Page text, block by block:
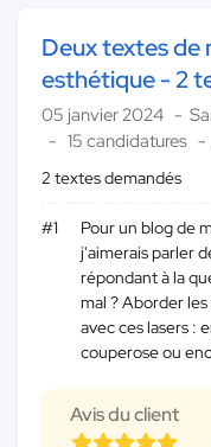
Deux textes de
esthétique - 2
05 janvier 2024
15 candidatures
2 textes demandés
#1
Pour un blog de
j'aimerais parler
répondant à la
mal ? Aborder
avec ces lasers :
couperose ou
Avis du client